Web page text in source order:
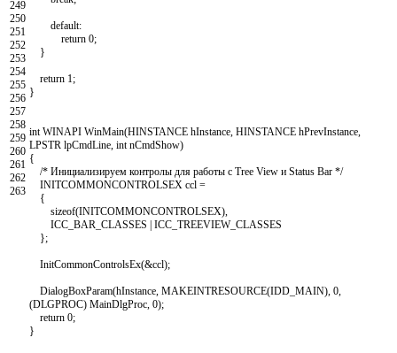
249
250
251
252
253
254
255
256
257
258
259
260
261
262
263
default:
return 0;
}
return 1 ;
}
int WINAPI WinMain(HINSTANCE hInstance HINSTANCE hPrevInstance
LPSTR lpCmdLine int nCmdShow)
{
/* Инициализируем контролы для работы с Tree View и Status Bar */
INITCOMMONCONTROLSEX ccl =
{
sizeof(INITCOMMONCONTROLSEX)
ICC_BAR_CLASSES | ICC_TREEVIEW_ CLASSES
};
InitCommonControlsEx(&ccl);
DialogBoxParam(hInstance MAKEINTRESOURCE(IDD_MAIN) 0
(DLGPROC) MainDlgProc 0);
return 0;
}